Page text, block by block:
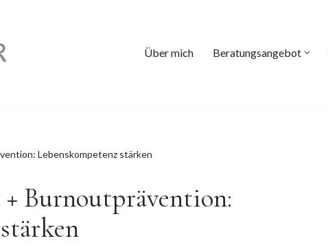
Über mich Beratungsangebot
Lebenskompetenz stärken
+ Burnoutprävention: